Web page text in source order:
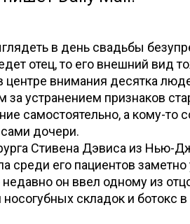
в день свадьбы
отец, то его внешний вид
центре внимания десятка
за устранением признаков
самостоятельно, а кому-то
сами дочери.
Стивена Дэвиса из Нью-
среди его пациентов
он ввел одному из
складок и ботокс